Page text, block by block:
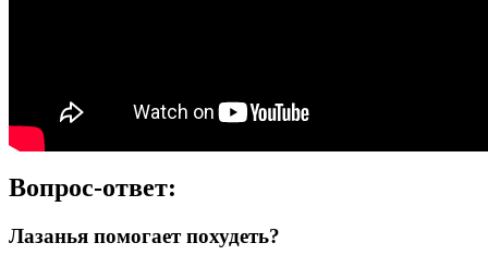
Вопрос-ответ:
Лазанья помогает похудеть?